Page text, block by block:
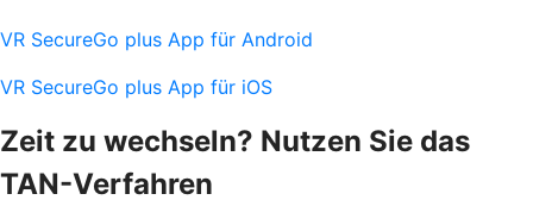
VR SecureGo plus App für Android
VR SecureGo plus App für iOS
Zeit zu wechseln? Nutzen Sie das
TAN-Verfahren